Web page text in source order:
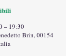
– 19:30
Brin, 00154